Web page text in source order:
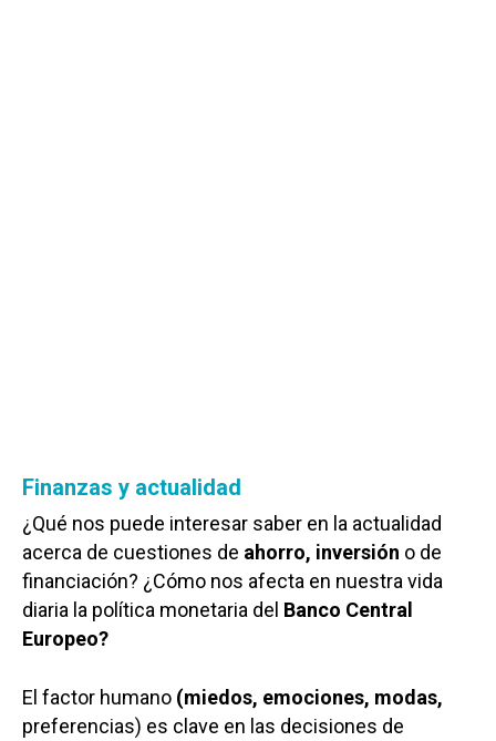
Finanzas y actualidad
¿Qué nos puede interesar saber en la actualidad
acerca de cuestiones de ahorro, inversión o de
financiación? ¿Cómo nos afecta en nuestra vida
diaria la política monetaria del Banco Central
Europeo?
El factor humano (miedos, emociones, modas,
preferencias) es clave en las decisiones de